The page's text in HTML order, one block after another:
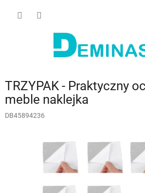
TRZYPAK - Praktyczny
meble naklejka
DB45894236